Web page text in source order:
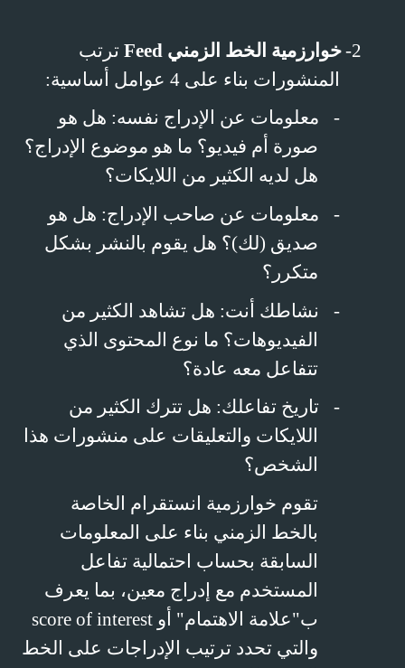
2- خوارزمية الخط الزمنيFeedترتب
المنشورات بناء على 4 عوامل أساسية:
معلومات عن الإدراج نفسه: هل هو
صورة أم فيديو؟ ما هو موضوع الإدراج؟
هل لديه الكثير من اللايكات؟
معلومات عن صاحب الإدراج: هل هو
صديق (لك)؟ هل يقوم بالنشر بشكل
متكرر؟
نشاطك أنت: هل تشاهد الكثير من
الفيديوهات؟ ما نوع المحتوى الذي
تتفاعل معه عادة؟
تاريخ تفاعلك: هل تترك الكثير من
اللايكات والتعليقات على منشورات هذا
الشخص؟
تقوم خوارزمية انستقرام الخاصة
بالخط الزمني بناء على المعلومات
السابقة بحساب احتمالية تفاعل
المستخدم مع إدراج معين، بما يعرف
ب"علامة الاهتمام" أوscore of interest
والتي تحدد ترتيب الإدراجات على الخط